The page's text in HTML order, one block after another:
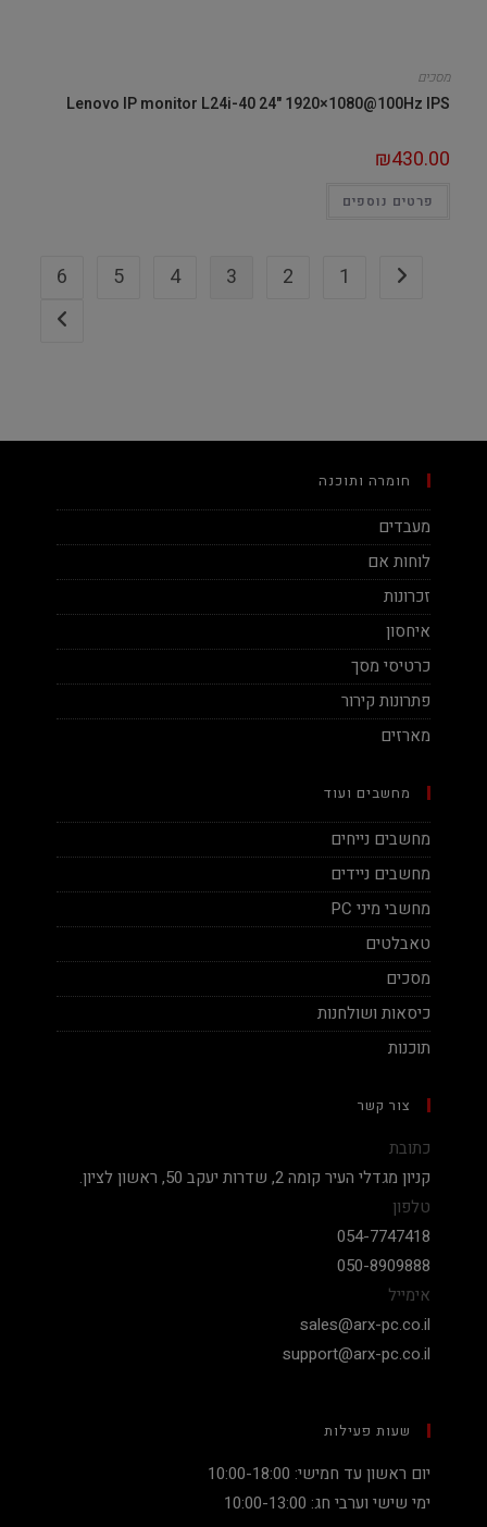
מסכים
Lenovo IP monitor L24i-40 24" 1920×1080@100Hz IPS
₪430.00
פרטים נוספים
1
2
3
4
5
6
חומרה ותוכנה
מעבדים
לוחות אם
זכרונות
איחסון
כרטיסי מסך
פתרונות קירור
מארזים
מחשבים ועוד
מחשבים נייחים
מחשבים ניידים
מחשבי מיני PC
טאבלטים
מסכים
כיסאות ושולחנות
תוכנות
צור קשר
כתובת
קניון מגדלי העיר קומה 2, שדרות יעקב 50, ראשון לציון.
טלפון
054-7747418
050-8909888
אימייל
sales@arx-pc.co.il
support@arx-pc.co.il
שעות פעילות
יום ראשון עד חמישי: 10:00-18:00
ימי שישי וערבי חג: 10:00-13:00